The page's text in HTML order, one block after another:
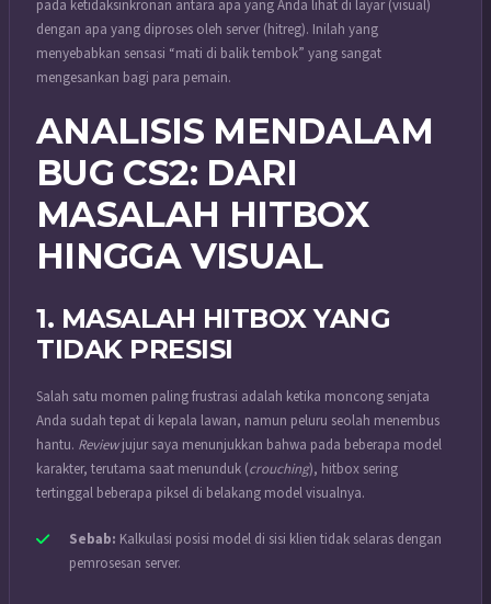
pada ketidaksinkronan antara apa yang Anda lihat di layar (visual)
dengan apa yang diproses oleh server (hitreg). Inilah yang
menyebabkan sensasi “mati di balik tembok” yang sangat
mengesankan bagi para pemain.
ANALISIS MENDALAM
BUG CS2: DARI
MASALAH HITBOX
HINGGA VISUAL
1. MASALAH HITBOX YANG
TIDAK PRESISI
Salah satu momen paling frustrasi adalah ketika moncong senjata
Anda sudah tepat di kepala lawan, namun peluru seolah menembus
hantu. Reviewjujur saya menunjukkan bahwa pada beberapa model
karakter, terutama saat menunduk (crouching), hitbox sering
tertinggal beberapa piksel di belakang model visualnya.
Sebab: Kalkulasi posisi model di sisi klien tidak selaras dengan
pemrosesan server.